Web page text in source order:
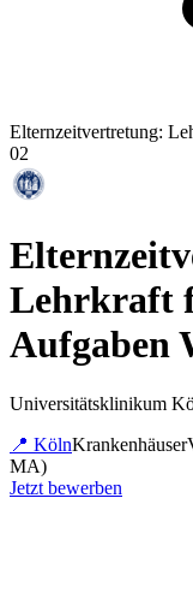
Elternzeitvertretung:
02
Lehrkraft
Aufgaben
Universitätsklinikum
📍 KölnKrankenhäuser
MA)
Jetzt bewerben